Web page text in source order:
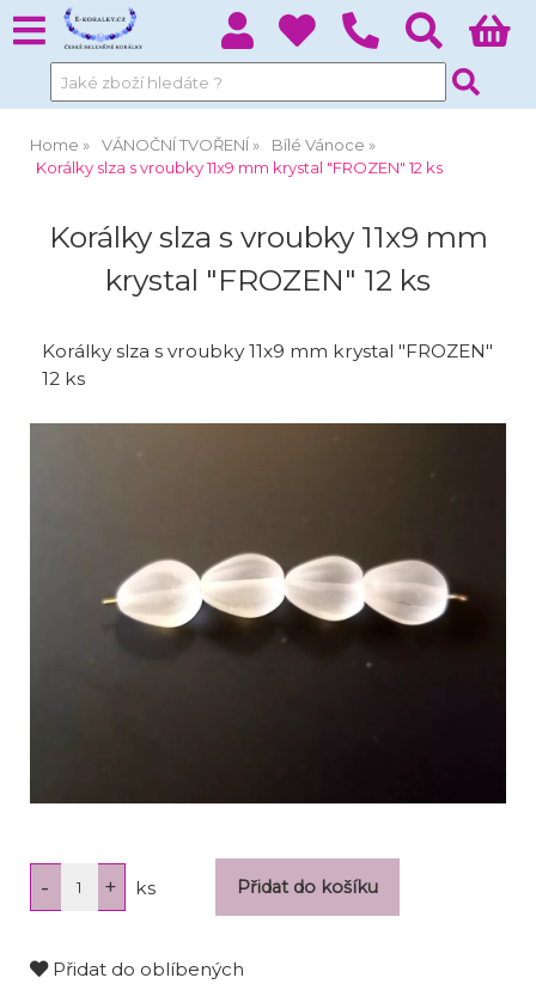
Home VÁNOČNÍ TVOŘENÍ
Bílé Vánoce
Korálky slza s vroubky 11x9 mm krystal "FROZEN" 12 ks
Korálky slza s vroubky 11x9 mm
krystal "FROZEN" 12 ks
Korálky slza s vroubky 11x9 mm krystal "FROZEN"
12 ks
ks
Přidat do oblíbených